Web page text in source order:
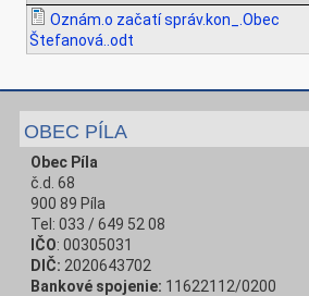
Oznám.o začatí správ.kon_.Obec
Štefanová..odt
OBEC PÍLA
Obec Píla
č.d. 68
900 89 Píla
Tel: 033 / 649 52 08
IČO: 00305031
DIČ: 2020643702
Bankové spojenie: 11622112/0200